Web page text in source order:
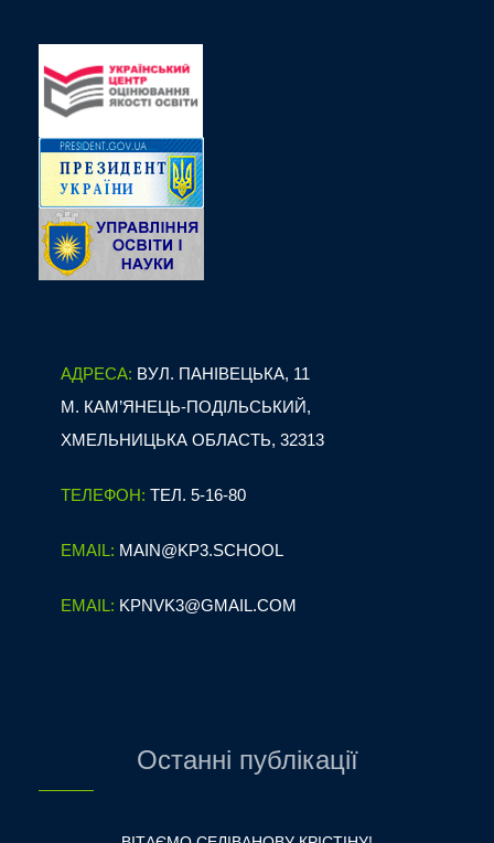
АДРЕСА: ВУЛ. ПАНІВЕЦЬКА, 11
М. КАМ’ЯНЕЦЬ-ПОДІЛЬСЬКИЙ,
ХМЕЛЬНИЦЬКА ОБЛАСТЬ, 32313
ТЕЛЕФОН: ТЕЛ. 5-16-80
EMAIL: MAIN@KP3.SCHOOL
EMAIL: KPNVK3@GMAIL.COM
Останні публікації